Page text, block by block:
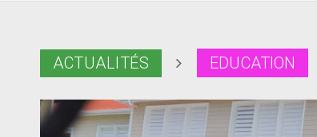
ACTUALITÉS EDUCATION